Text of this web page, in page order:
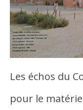
Les échos du
pour le